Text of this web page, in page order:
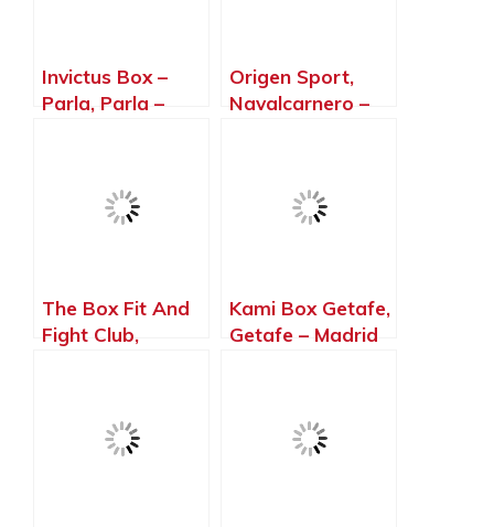
Invictus Box –
Parla, Parla –
Origen Sport,
Navalcarnero –
The Box Fit And
Fight Club,
Kami Box Getafe,
Getafe – Madrid